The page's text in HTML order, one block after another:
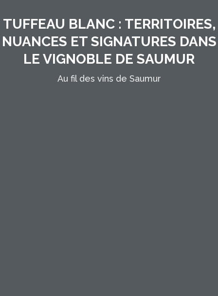
TUFFEAU BLANC : TERRITOIRES,
NUANCES ET SIGNATURES DANS
LE VIGNOBLE DE SAUMUR
Au fil des vins de Saumur